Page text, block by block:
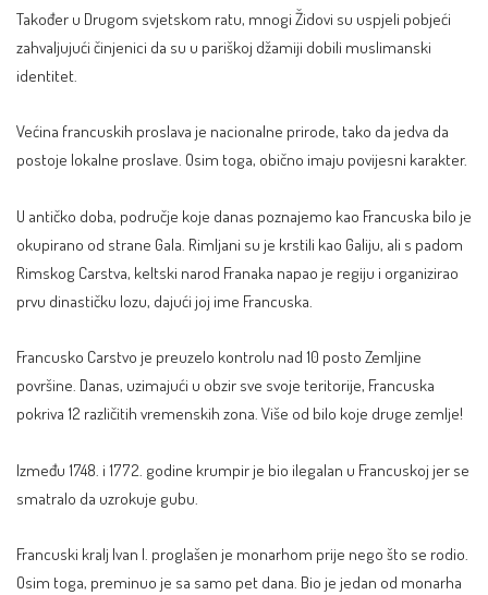
Također u Drugom svjetskom ratu, mnogi Židovi su uspjeli pobjeći
zahvaljujući činjenici da su u pariškoj džamiji dobili muslimanski
identitet.
Većina francuskih proslava je nacionalne prirode, tako da jedva da
postoje lokalne proslave. Osim toga, obično imaju povijesni karakter.
U antičko doba, područje koje danas poznajemo kao Francuska bilo je
okupirano od strane Gala. Rimljani su je krstili kao Galiju, ali s padom
Rimskog Carstva, keltski narod Franaka napao je regiju i organizirao
prvu dinastičku lozu, dajući joj ime Francuska.
Francusko Carstvo je preuzelo kontrolu nad 10 posto Zemljine
površine. Danas, uzimajući u obzir sve svoje teritorije, Francuska
pokriva 12 različitih vremenskih zona. Više od bilo koje druge zemlje!
Između 1748. i 1772. godine krumpir je bio ilegalan u Francuskoj jer se
smatralo da uzrokuje gubu.
Francuski kralj Ivan I. proglašen je monarhom prije nego što se rodio.
Osim toga, preminuo je sa samo pet dana. Bio je jedan od monarha